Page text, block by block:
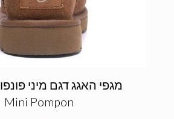
Mini Pompon